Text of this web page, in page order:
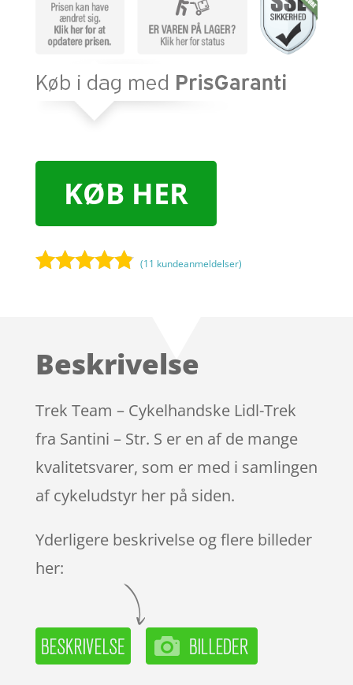
KØB HER
kundebedø
(11 kundeanmeldelser)
Beskrivelse
Trek Team – Cykelhandske Lidl-Trek
fra Santini – Str. S er en af de mange
kvalitetsvarer, som er med i samlingen
af cykeludstyr her på siden.
Yderligere beskrivelse og flere billeder
her: